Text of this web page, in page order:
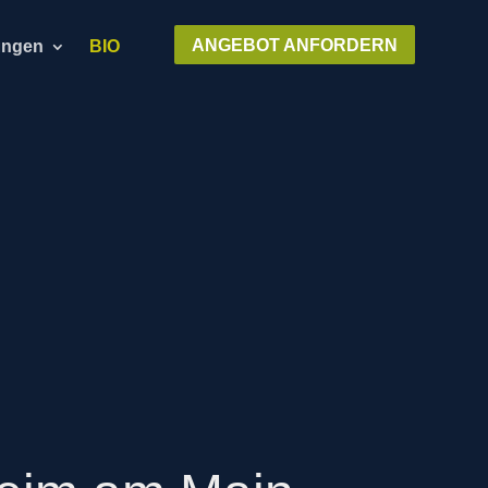
BIO ANGEBOT ANFORDERN